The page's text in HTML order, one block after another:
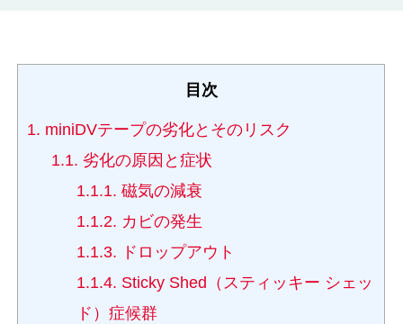
目次
1. miniDVテープの劣化とそのリスク
1.1. 劣化の原因と症状
1.1.1. 磁気の減衰
1.1.2. カビの発生
1.1.3. ドロップアウト
1.1.4. Sticky Shed（スティッキー シェッ
ド）症候群